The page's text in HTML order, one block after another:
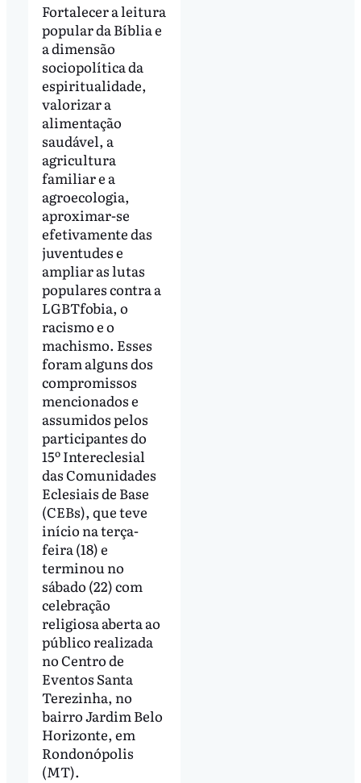
Fortalecer a leitura
popular da Bíblia e
a dimensão
sociopolítica da
espiritualidade,
valorizar a
alimentação
saudável, a
agricultura
familiar e a
agroecologia,
aproximar-se
efetivamente das
juventudes e
ampliar as lutas
populares contra a
LGBTfobia, o
racismo e o
machismo. Esses
foram alguns dos
compromissos
mencionados e
assumidos pelos
participantes do
15º Intereclesial
das Comunidades
Eclesiais de Base
(CEBs), que teve
início na terça-
feira (18) e
terminou no
sábado (22) com
celebração
religiosa aberta ao
público realizada
no Centro de
Eventos Santa
Terezinha, no
bairro Jardim Belo
Horizonte, em
Rondonópolis
(MT).